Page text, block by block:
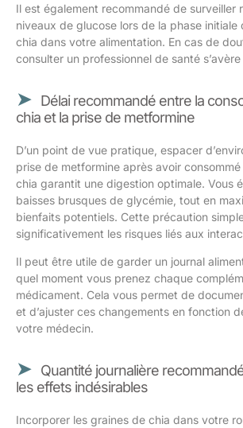
Il est également recommandé de surveiller
niveaux de glucose lors de la phase initiale
chia dans votre alimentation. En cas de
consulter un professionnel de santé
Délai recommandé entre la
chia et la prise de metformine
D’un point de vue pratique, espacer
prise de metformine après avoir
chia garantit une digestion optimale. Vous
baisses brusques de glycémie, tout en
bienfaits potentiels. Cette précaution
significativement les risques liés aux
Il peut être utile de garder un journal
quel moment vous prenez chaque
médicament. Cela vous permet de
et d’ajuster ces changements en fonction
votre médecin.
Quantité journalière
les effets indésirables
Incorporer les graines de chia dans votre